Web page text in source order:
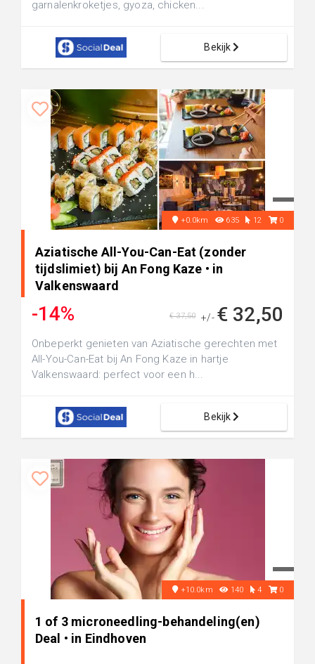
garnalenkroketjes, gyoza, chicken...
Bekijk
+0.0km 635 12 0
Aziatische All-You-Can-Eat (zonder
tijdslimiet) bij An Fong Kaze • in
Valkenswaard
-14% +/- € 32,50
€ 37,50
Onbeperkt genieten van Aziatische gerechten met
All-You-Can-Eat bij An Fong Kaze in hartje
Valkenswaard: perfect voor een h...
Bekijk
+10.0km 140 4 0
1 of 3 microneedling-behandeling(en)
Deal • in Eindhoven